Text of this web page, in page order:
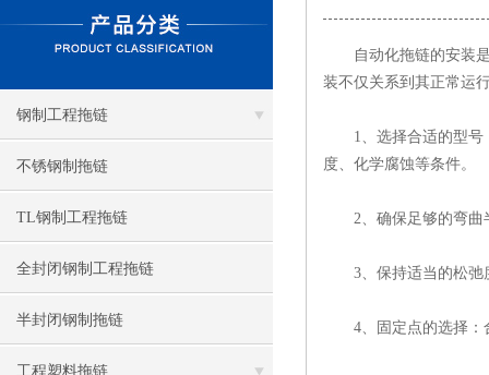
钢制工程拖链
不锈钢制拖链
TL钢制工程拖链
全封闭钢制工程拖链
半封闭钢制拖链
工程塑料拖链
自动化拖链的安装是
装不仅关系到其正常运
1、选择合适的型号：
度、化学腐蚀等条件。
2、确保足够的弯曲半
3、保持适当的松弛度
4、固定点的选择：合